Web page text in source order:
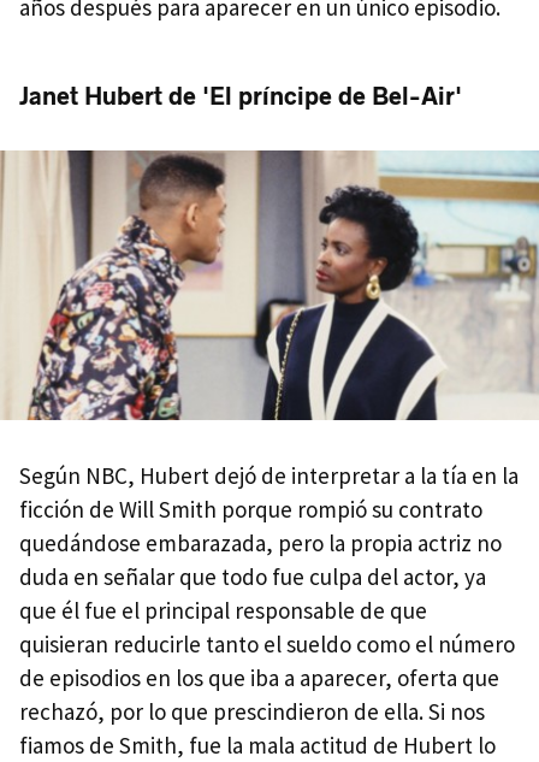
años después para aparecer en un único episodio.
Janet Hubert de 'El príncipe de Bel-Air'
Según NBC, Hubert dejó de interpretar a la tía en la
ficción de Will Smith porque rompió su contrato
quedándose embarazada, pero la propia actriz no
duda en señalar que todo fue culpa del actor, ya
que él fue el principal responsable de que
quisieran reducirle tanto el sueldo como el número
de episodios en los que iba a aparecer, oferta que
rechazó, por lo que prescindieron de ella. Si nos
fiamos de Smith, fue la mala actitud de Hubert lo